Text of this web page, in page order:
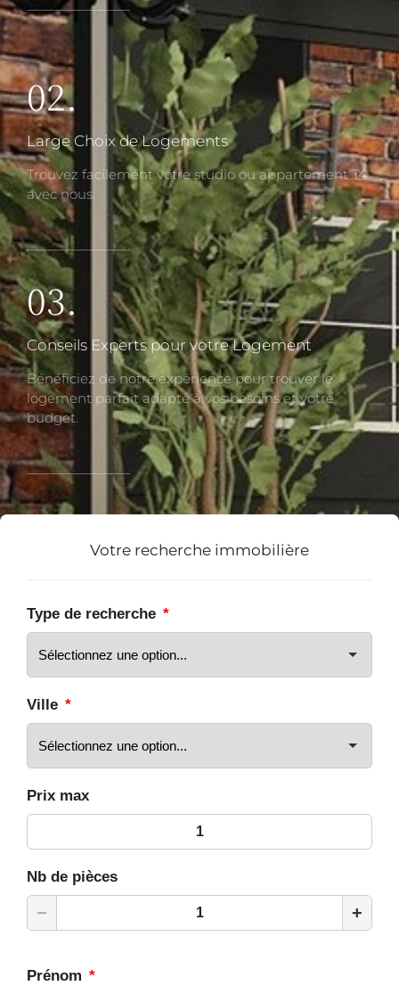
02.
Large Choix de Logements
Trouvez facilement votre studio ou appartement T4
avec nous.
03.
Conseils Experts pour votre Logement
Bénéficiez de notre expérience pour trouver le
logement parfait adapté à vos besoins et votre
budget.
Votre recherche immobilière
Type de recherche *
Ville *
Prix max
Nb de pièces
− +
Prénom *